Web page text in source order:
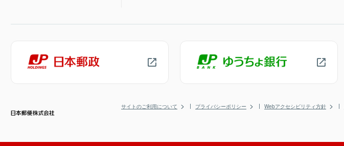
サイトのご利用について プライバシーポリシー Webアクセシビリティ方針